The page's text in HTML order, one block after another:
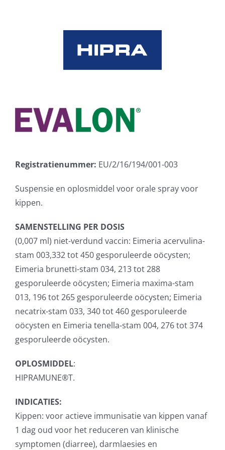
Registratienummer: EU/2/16/194/001-003
Suspensie en oplosmiddel voor orale spray voor
kippen.
SAMENSTELLING PER DOSIS
(0,007 ml) niet-verdund vaccin: Eimeria acervulina-
stam 003,332 tot 450 gesporuleerde oöcysten;
Eimeria brunetti-stam 034, 213 tot 288
gesporuleerde oöcysten; Eimeria maxima-stam
013, 196 tot 265 gesporuleerde oöcysten; Eimeria
necatrix-stam 033, 340 tot 460 gesporuleerde
oöcysten en Eimeria tenella-stam 004, 276 tot 374
gesporuleerde oöcysten.
OPLOSMIDDEL:
HIPRAMUNE®T.
INDICATIES:
Kippen: voor actieve immunisatie van kippen vanaf
1 dag oud voor het reduceren van klinische
symptomen (diarree), darmlaesies en